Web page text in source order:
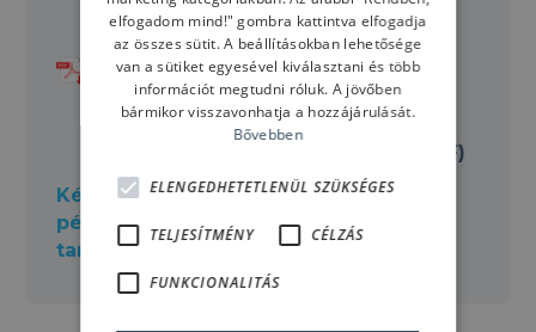
vételi nyilatkozat (PDF)
EMEA - Képviseleti jogviszony
kizárásáról és annak tudomásul
vételéről szóló megállapodás (PDF)
Kérjük ezeket nyomtatsd ki egy
példányban és hozd magaddal a
tanfolyam kezdetére!
elfogadom mind!" gombra kattintva elfogadja
az összes sütit. A beállításokban lehetősége
van a sütiket egyesével kiválasztani és több
információt megtudni róluk. A jövőben
bármikor visszavonhatja a hozzájárulását.
Bővebben
ELENGEDHETETLENÜL SZÜKSÉGES
TELJESÍTMÉNY CÉLZÁS
FUNKCIONALITÁS